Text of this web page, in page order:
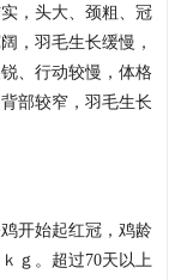
，头大、颈粗、冠
，羽毛生长缓慢，
、行动较慢，体格
部较窄，羽毛生长
开始起红冠，鸡龄
ｇ。超过70天以上